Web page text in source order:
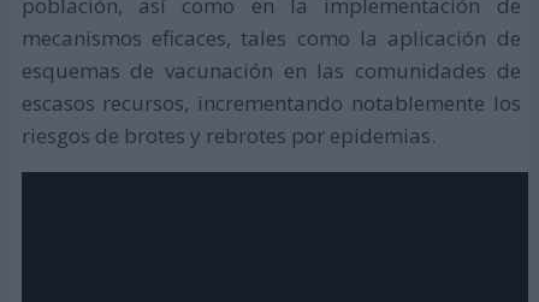
mecanismos eficaces, tales como la aplicación de
esquemas de vacunación en las comunidades de
escasos recursos, incrementando notablemente los
riesgos de brotes y rebrotes por epidemias.